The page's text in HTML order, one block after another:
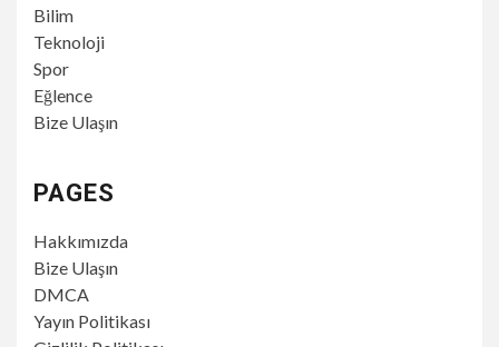
Bilim
Teknoloji
Spor
Eğlence
Bize Ulaşın
PAGES
Hakkımızda
Bize Ulaşın
DMCA
Yayın Politikası